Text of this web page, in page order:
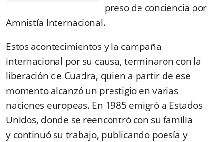
preso de conciencia por
Amnistía Internacional.
Estos acontecimientos y la campaña
internacional por su causa, terminaron con la
liberación de Cuadra, quien a partir de ese
momento alcanzó un prestigio en varias
naciones europeas. En 1985 emigró a Estados
Unidos, donde se reencontró con su familia
y continuó su trabajo, publicando poesía y